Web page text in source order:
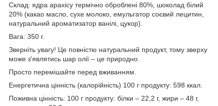
Склад: ядра арахісу термічно оброблені 80%, шоколад білий
20% (какао масло, сухе молоко, емульгатор соєвий лецитин,
натуральний ароматизатор ванілі, цукор).
Вага: 350 г.
Зверніть увагу! Це повністю натуральний продукт, тому зверху
може з'являтись шар олії – це природно.
Просто перемішайте перед вживанням.
Енергетична цінність (калорійність) 100 г продукту: 598 ккал.
Поживна цінність: 100 г продукту: білки – 22,2 г, жири – 48 г,